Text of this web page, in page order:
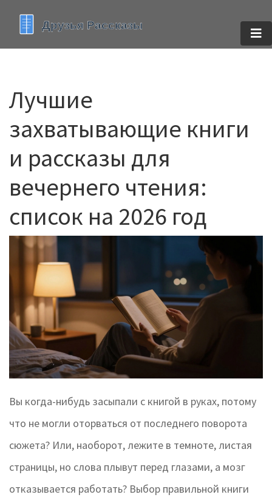
Лучшие
захватывающие книги
и рассказы для
вечернего чтения:
список на 2026 год
Вы когда-нибудь засыпали с книгой в руках, потому
что не могли оторваться от последнего поворота
сюжета? Или, наоборот, лежите в темноте, листая
страницы, но слова плывут перед глазами, а мозг
отказывается работать? Выбор правильной книги